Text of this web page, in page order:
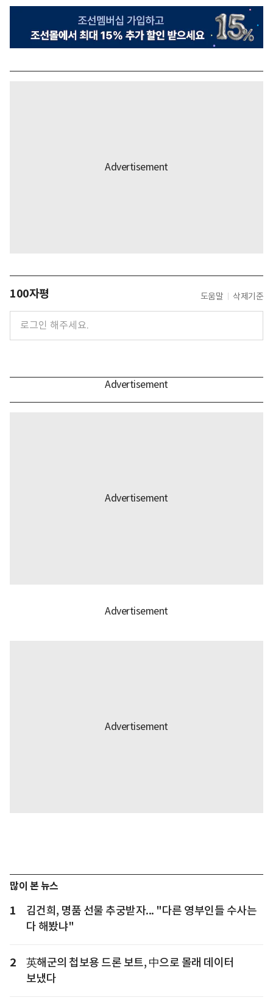
100자평 도움말 삭제기준
많이 본 뉴스
1
김건희, 명품 선물 추궁받자... "다른 영부인들 수사는
다 해봤냐"
2
英해군의 첩보용 드론 보트, 中으로 몰래 데이터
보냈다